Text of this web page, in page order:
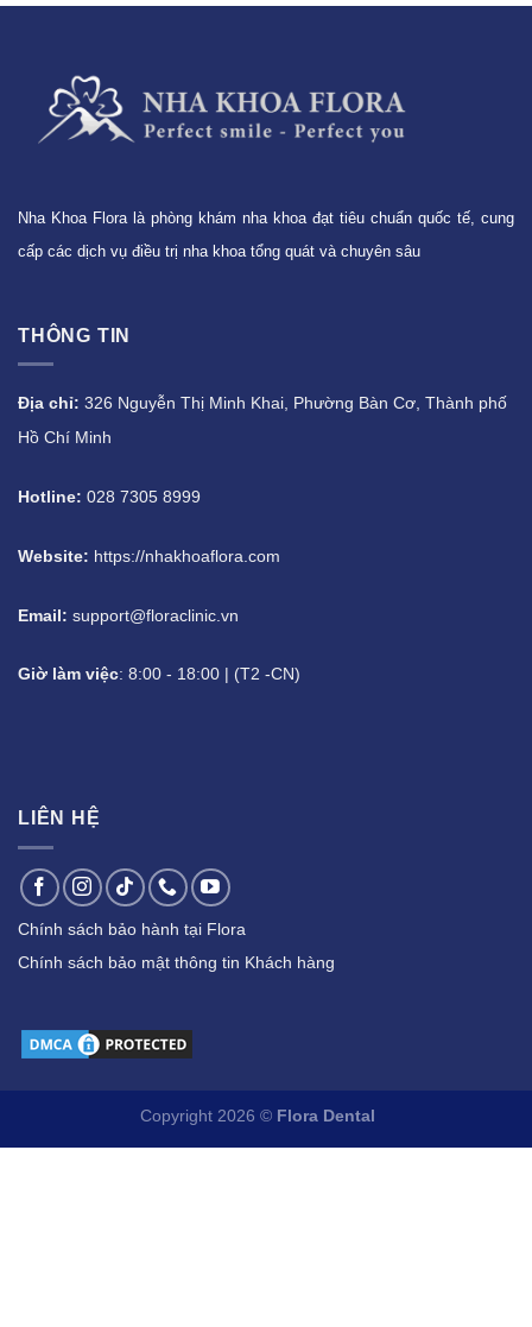
Nha Khoa Flora là phòng khám nha khoa đạt tiêu chuẩn quốc tế, cung
cấp các dịch vụ điều trị nha khoa tổng quát và chuyên sâu
THÔNG TIN
Địa chỉ: 326 Nguyễn Thị Minh Khai, Phường Bàn Cơ, Thành phố
Hồ Chí Minh
Hotline: 028 7305 8999
Website: https://nhakhoaflora.com
Email: support@floraclinic.vn
Giờ làm việc: 8:00 - 18:00 | (T2 -CN)
LIÊN HỆ
Chính sách bảo hành tại Flora
Chính sách bảo mật thông tin Khách hàng
Copyright 2026 © Flora Dental